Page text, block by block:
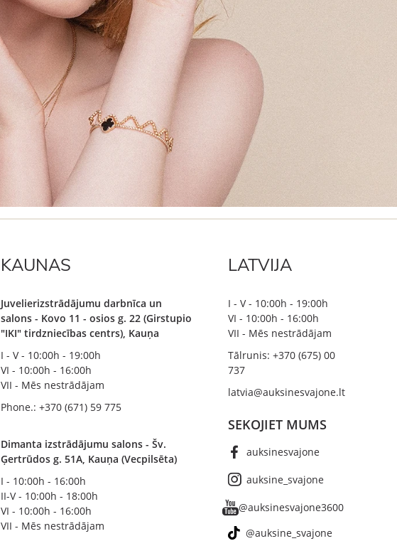
KAUNAS
Juvelierizstrādājumu darbnīca un
salons - Kovo 11 - osios g. 22 (Girstupio
"IKI" tirdzniecības centrs), Kauņa
I - V - 10:00h - 19:00h
VI - 10:00h - 16:00h
VII - Mēs nestrādājam
Phone.: +370 (671) 59 775
Dimanta izstrādājumu salons - Šv.
Ģertrūdos g. 51A, Kauņa (Vecpilsēta)
I - 10:00h - 16:00h
II-V - 10:00h - 18:00h
VI - 10:00h - 16:00h
VII - Mēs nestrādājam
LATVIJA
I - V - 10:00h - 19:00h
VI - 10:00h - 16:00h
VII - Mēs nestrādājam
Tālrunis: +370 (675) 00
737
latvia@auksinesvajone.lt
SEKOJIET MUMS
auksinesvajone
auksine_svajone
@auksinesvajone3600
@auksine_svajone